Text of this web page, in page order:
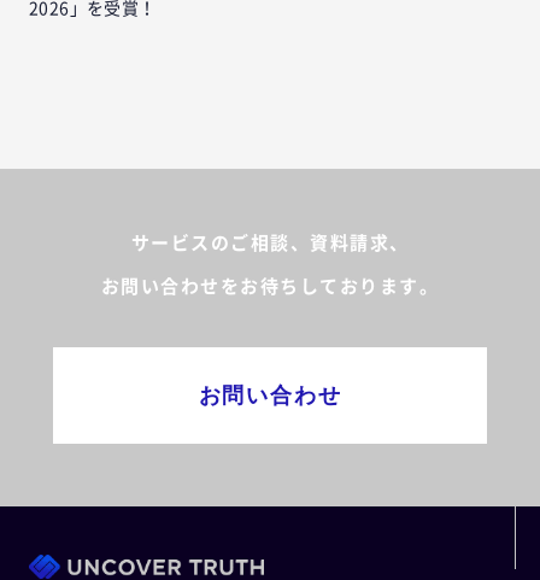
2026」を受賞！
サービスのご相談、資料請求、
お問い合わせをお待ちしております。
お問い合わせ